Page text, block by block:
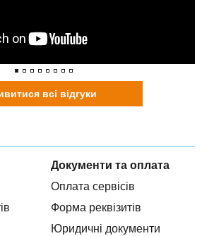
всі відгуки
Документи та оплата
Оплата сервісів
Форма реквізитів
Юридичні документи